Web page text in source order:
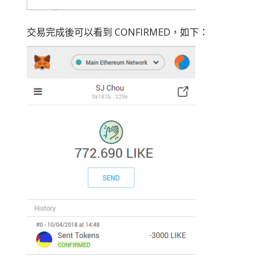
交易完成後可以看到 CONFIRMED，如下：